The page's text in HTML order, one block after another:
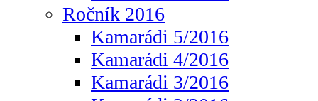
Ročník 2016
Kamarádi 5/2016
Kamarádi 4/2016
Kamarádi 3/2016